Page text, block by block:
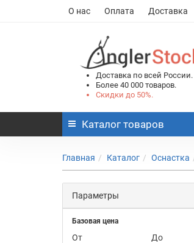
О нас Оплата Доставка
Доставка по всей России.
Более 40 000 товаров.
Скидки до 50%.
Каталог товаров
Главная Каталог Оснастка
Параметры
Базовая цена
От До